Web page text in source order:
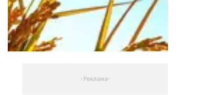
- Реклама-